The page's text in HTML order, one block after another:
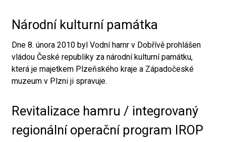
Národní kulturní památka
Dne 8. února 2010 byl Vodní hamr v Dobřívě prohlášen
vládou České republiky za národní kulturní památku,
která je majetkem Plzeňského kraje a Západočeské
muzeum v Plzni ji spravuje.
Revitalizace hamru / integrovaný
regionální operační program IROP